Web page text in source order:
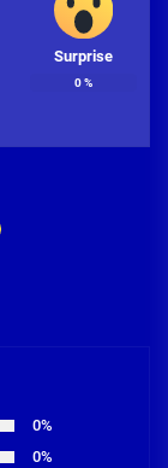
Surprise
0%
0%
0%